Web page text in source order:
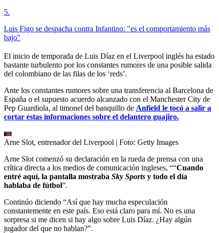
5.
Luis Figo se despacha contra Infantino: "es el comportamiento más
bajo"
El inicio de temporada de Luis Díaz en el Liverpool inglés ha estado
bastante turbulento por los constantes rumores de una posible salida
del colombiano de las filas de los ‘reds’.
Ante los constantes rumores sobre una transferencia al Barcelona de
España o el supuesto acuerdo alcanzado con el Manchester City de
Pep Guardiola, al timonel del banquillo de Anfield le tocó a salir a
cortar estas informaciones sobre el delantero guajiro.
Arne Slot, entrenador del Liverpool | Foto: Getty Images
Arne Slot comenzó su declaración en la rueda de prensa con una
crítica directa a los medios de comunicación ingleses, ““Cuando
entré aquí, la pantalla mostraba Sky Sports y todo el día
hablaba de fútbol”.
Continúo diciendo “Así que hay mucha especulación
constantemente en este país. Eso está claro para mí. No es una
sorpresa si me dicen si hay algo sobre Luis Díaz. ¿Hay algún
jugador del que no hablan?”.